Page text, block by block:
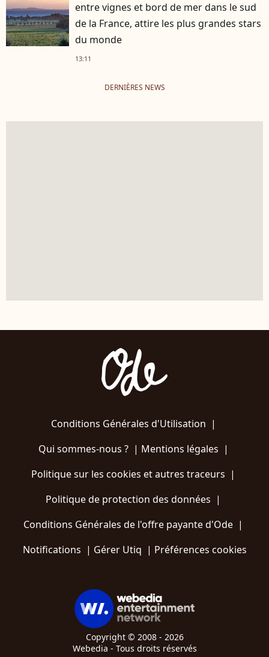
entre vignes et bord de mer dans le sud
de la France, attire les plus grandes stars
du monde
13:11
DERNIÈRES NEWS
Conditions Générales d'Utilisation |
Qui sommes-nous ?| Mentions légales |
Politique sur les cookies et autres traceurs |
Politique de protection des données |
Conditions Générales de l'offre payante d'Ode |
Notifications | Gérer Utiq | Préférences cookies
Copyright © 2008 - 2026
Webedia - Tous droits réservés